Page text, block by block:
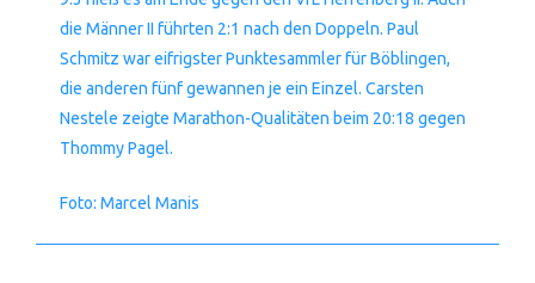
die Männer II führten 2:1 nach den Doppeln. Paul
Schmitz war eifrigster Punktesammler für Böblingen,
die anderen fünf gewannen je ein Einzel. Carsten
Nestele zeigte Marathon-Qualitäten beim 20:18 gegen
Thommy Pagel.
Foto: Marcel Manis